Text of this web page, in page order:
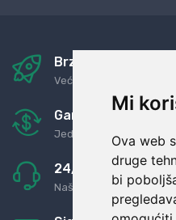
Mi
Ova web
druge
bi
Brza i sigurna
Već za nekoliko dana
Garancija u povrat
Jednostavno pravilo:
24/7 odlična
Naši agenti uvijek na